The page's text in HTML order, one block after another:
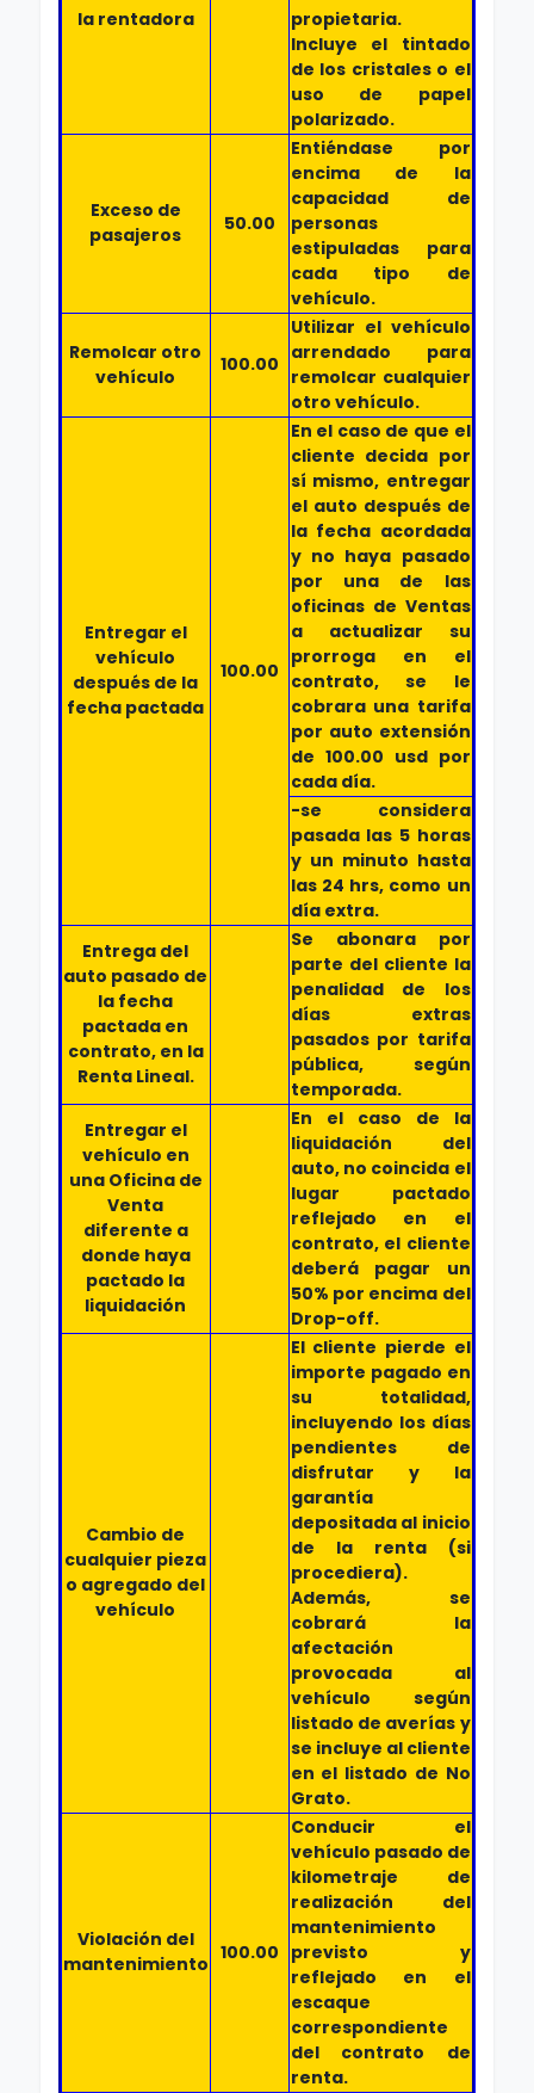
la rentadora
propietaria.
Incluye el tintado
de los cristales o el
uso de papel
polarizado.
Exceso de
pasajeros
50.00
Entiéndase por
encima de la
capacidad de
personas
estipuladas para
cada tipo de
vehículo.
Remolcar otro
vehículo
100.00
Utilizar el vehículo
arrendado para
remolcar cualquier
otro vehículo.
Entregar el
vehículo
después de la
fecha pactada
100.00
En el caso de que el
cliente decida por
sí mismo, entregar
el auto después de
la fecha acordada
y no haya pasado
por una de las
oficinas de Ventas
a actualizar su
prorroga en el
contrato, se le
cobrara una tarifa
por auto extensión
de 100.00 usd por
cada día.
-se considera
pasada las 5 horas
y un minuto hasta
las 24 hrs, como un
día extra.
Entrega del
auto pasado de
la fecha
pactada en
contrato, en la
Renta Lineal.
Se abonara por
parte del cliente la
penalidad de los
días extras
pasados por tarifa
pública, según
temporada.
Entregar el
vehículo en
una Oficina de
Venta
diferente a
donde haya
pactado la
liquidación
En el caso de la
liquidación del
auto, no coincida el
lugar pactado
reflejado en el
contrato, el cliente
deberá pagar un
50% por encima del
Drop-off.
Cambio de
cualquier pieza
o agregado del
vehículo
El cliente pierde el
importe pagado en
su totalidad,
incluyendo los días
pendientes de
disfrutar y la
garantía
depositada al inicio
de la renta (si
procediera).
Además, se
cobrará la
afectación
provocada al
vehículo según
listado de averías y
se incluye al cliente
en el listado de No
Grato.
Violación del
mantenimiento 100.00
Conducir el
vehículo pasado de
kilometraje de
realización del
mantenimiento
previsto y
reflejado en el
escaque
correspondiente
del contrato de
renta.